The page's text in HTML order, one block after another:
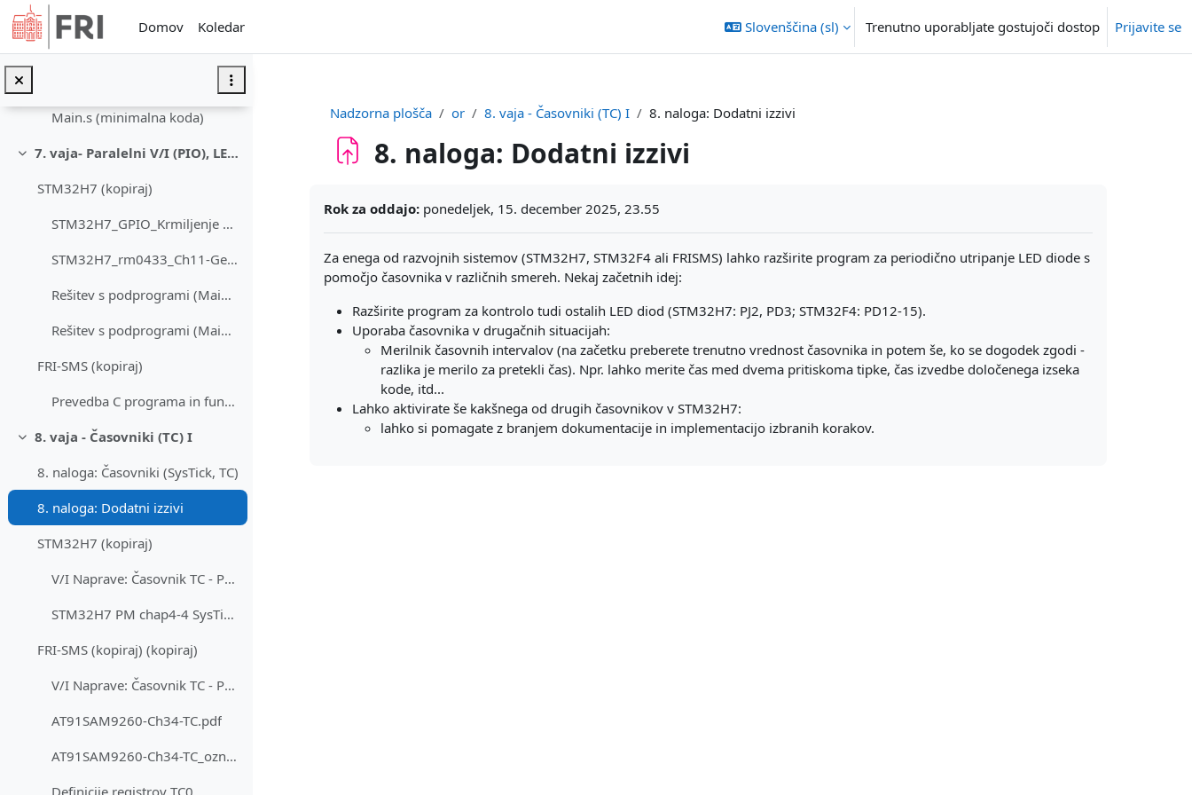
Preskoči na glavno vsebino
Domov
Koledar Slovenščina ‎(sl)‎ Trenutno uporabljate gostujoči dostop Prijavite se
STM32H7_Projekt.pdf
rešitev STM32H7 (minimalna koda)
Main.s (minimalna koda)
Skrči
7. vaja- Paralelni V/I (PIO), LED dioda II
STM32H7 (kopiraj)
STM32H7_GPIO_Krmiljenje 2.pdf
STM32H7_rm0433_Ch11-General-purpose IOs (GPIO)_Related pages
Rešitev s podprogrami (Main.s)
Rešitev s podprogrami (Main.s) - rdeča (PI13) in zelena (PJ2) LED dioda
FRI-SMS (kopiraj)
Prevedba C programa in funkcij v ARM zbirnik_v2.pdf
Skrči8. vaja - Časovniki (TC) I
8. naloga: Časovniki (SysTick, TC)
8. naloga: Dodatni izzivi
STM32H7 (kopiraj)
V/I Naprave: Časovnik TC - Predstavitev STM32H7
STM32H7 PM chap4-4 SysTick Casovnik
FRI-SMS (kopiraj) (kopiraj)
V/I Naprave: Časovnik TC - Predstavitev FRI SMS
AT91SAM9260-Ch34-TC.pdf
AT91SAM9260-Ch34-TC_označen.pdf
Nadzorna plošča or 8. vaja - Časovniki (TC) I 8. naloga: Dodatni izzivi
8. naloga: Dodatni izzivi
Rok za oddajo:ponedeljek, 15. december 2025, 23.55
Za enega od razvojnih sistemov (STM32H7, STM32F4 ali FRISMS) lahko razširite program za periodično utripanje LED diode s
pomočjo časovnika v različnih smereh. Nekaj začetnih idej:
Razširite program za kontrolo tudi ostalih LED diod (STM32H7: PJ2, PD3; STM32F4: PD12-15).
Uporaba časovnika v drugačnih situacijah:
Merilnik časovnih intervalov (na začetku preberete trenutno vrednost časovnika in potem še, ko se dogodek zgodi -
razlika je merilo za pretekli čas). Npr. lahko merite čas med dvema pritiskoma tipke, čas izvedbe določenega izseka
kode, itd...
Lahko aktivirate še kakšnega od drugih časovnikov v STM32H7:
lahko si pomagate z branjem dokumentacije in implementacijo izbranih korakov.